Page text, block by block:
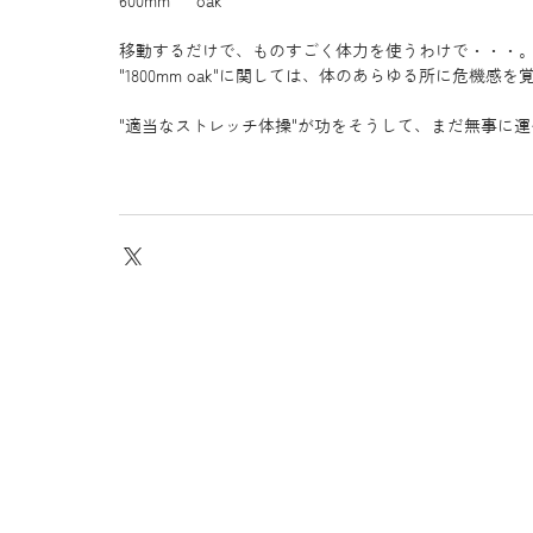
移動するだけで、ものすごく体力を使うわけで・・・。
"1800mm oak"に関しては、体のあらゆる所に危機感を
"適当なストレッチ体操"が功をそうして、まだ無事に運